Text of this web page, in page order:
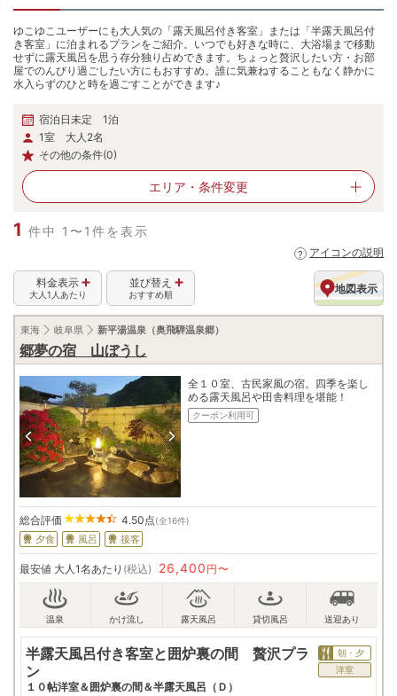
ゆこゆこユーザーにも大人気の「露天風呂付き客室」または「半露天風呂付
き客室」に泊まれるプランをご紹介。いつでも好きな時に、大浴場まで移動
せずに露天風呂を思う存分独り占めできます。ちょっと贅沢したい方・お部
屋でのんびり過ごしたい方にもおすすめ。誰に気兼ねすることもなく静かに
水入らずのひと時を過ごすことができます♪
宿泊日未定 1泊
1室 大人2名
その他の条件(0)
エリア・ 条件変更
1 件中 1〜1件を表示
アイコンの説明
地図表示
並び替え
おすすめ順
料金表示
大人1人あたり
東海 岐阜県 新平湯温泉（奥飛騨温泉郷）
郷夢の宿 山ぼうし
全１０室、古民家風の宿。四季を楽し
める露天風呂や田舎料理を堪能！
クーポン利用可
総合評価 4.50 点(全16件)
夕食 風呂 接客
最安値 大人1名あたり (税込) 26,400 円〜
半露天風呂付き客室と囲炉裏の間 贅沢プラ
ン
１０帖洋室＆囲炉裏の間＆半露天風呂（Ｄ）
朝・夕
洋室